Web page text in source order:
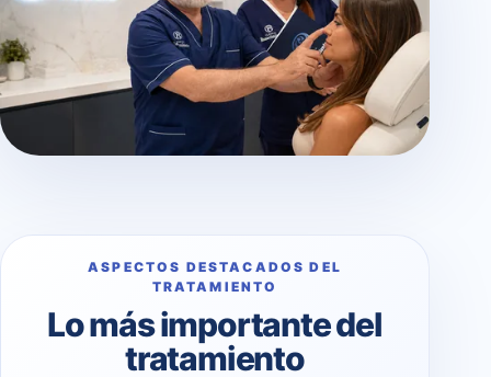
ASPECTOS DESTACADOS DEL
TRATAMIENTO
Lo más importante del
tratamiento